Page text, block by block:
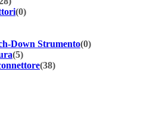
(0)
Down Strumento(0)
(5)
(38)